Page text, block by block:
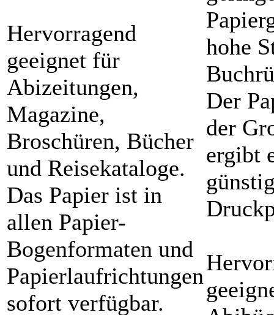
Hervorragend
geeignet für
Abizeitungen,
Magazine,
Broschüren, Bücher
und Reisekataloge.
Das Papier ist in
allen Papier-
Bogenformaten und
Papierlaufrichtungen
sofort verfügbar.
hohe
Der
der
ergibt